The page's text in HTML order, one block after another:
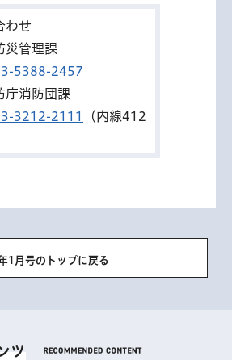
わせ
災管理課
5388-2457
庁消防団課
3212-2111
（内線412
1月号のトップに戻る
ツ